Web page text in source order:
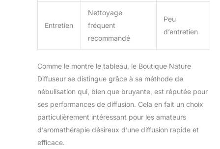
Entretien
Nettoyage
fréquent
recommandé
Peu
d’entretien
Comme le montre le tableau, le Boutique Nature
Diffuseur se distingue grâce à sa méthode de
nébulisation qui, bien que bruyante, est réputée pour
ses performances de diffusion. Cela en fait un choix
particulièrement intéressant pour les amateurs
d’aromathérapie désireux d’une diffusion rapide et
efficace.